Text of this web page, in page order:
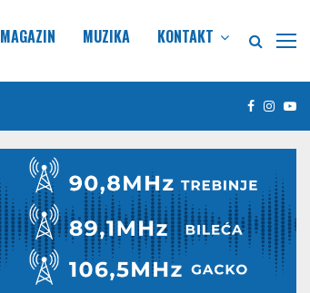
MAGAZIN MUZIKA KONTAKT
Facebook